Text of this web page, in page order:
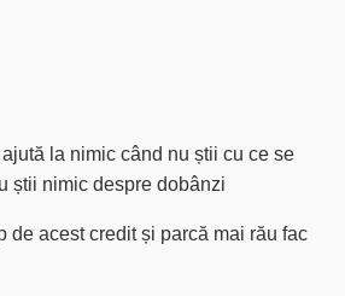
la nimic când nu știi cu ce se
știi nimic despre dobânzi
de acest credit și parcă mai rău fac